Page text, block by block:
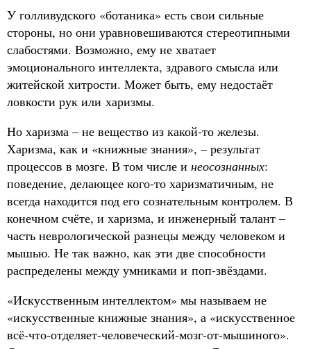
У голливудского «ботаника» есть свои сильные
стороны, но они уравновешиваются стереотипными
слабостями. Возможно, ему не хватает
эмоционального интеллекта, здравого смысла или
житейской хитрости. Может быть, ему недостаёт
ловкости рук или харизмы.
Но харизма – не вещество из какой-то железы.
Харизма, как и «книжные знания», – результат
процессов в мозге. В том числе и неосознанных:
поведение, делающее кого-то харизматичным, не
всегда находится под его сознательным контролем. В
конечном счёте, и харизма, и инженерный талант –
часть неврологической разнецы между человеком и
мышью. Не так важно, как эти две способности
распределены между умниками и поп-звёздами.
«Искусственным интеллектом» мы называем не
«искусственные книжные знания», а «искусственное
всё-что-отделяет-человеческий-мозг-от-мышиного».